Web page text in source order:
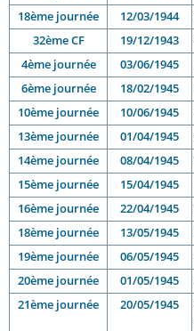
18ème journée
12/03/1944
32ème CF
19/12/1943
4ème journée
03/06/1945
6ème journée
18/02/1945
10ème journée
10/06/1945
13ème journée
01/04/1945
14ème journée
08/04/1945
15ème journée
15/04/1945
16ème journée
22/04/1945
18ème journée
13/05/1945
19ème journée
06/05/1945
20ème journée
01/05/1945
21ème journée
20/05/1945